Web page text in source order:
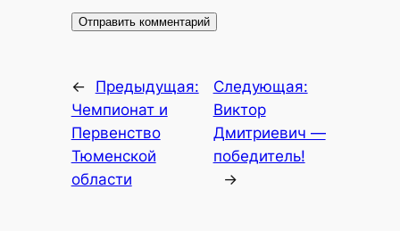
←
Предыдущая:
Чемпионат и
Первенство
Тюменской
области
Следующая:
Виктор
Дмитриевич —
победитель!
→